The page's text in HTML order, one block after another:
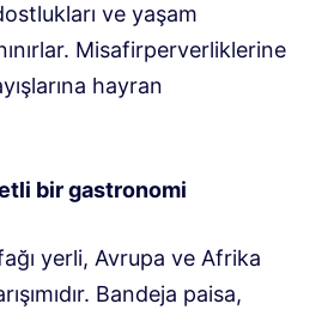
ve yaşam
Misafirperverliklerine
hayran
bir gastronomi
yerli, Avrupa ve Afrika
Bandeja paisa,